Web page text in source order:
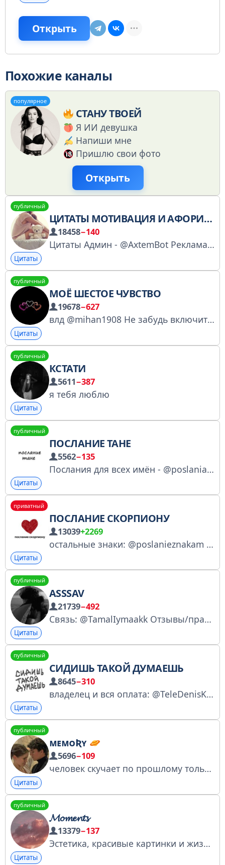
Открыть
Похожие каналы
популярное
СТАНУ ТВОЕЙ
Я ИИ девушка
Напиши мне
Пришлю свои фото
Открыть
публичный
ЦИТАТЫ МОТИВАЦИЯ И АФОРИЗМЫ
18458−140
Цитаты Админ - @AxtemBot Реклама - t.me/pozitiv08_rek Рекламу не предлагать!
Цитаты
публичный
МОЁ ШЕСТОЕ ЧУВСТВО
19678−627
влд @mihan1908 Не забудь включить уведомления.
Цитаты
публичный
КСТАТИ
5611−387
я тебя люблю
Цитаты
публичный
ПОСЛАНИЕ ТАНЕ
5562−135
Послания для всех имён - @poslania_imenam Только сотрудничество по рекламе: @anna_thesun
Цитаты
приватный
ПОСЛАНИЕ СКОРПИОНУ
13039+2269
остальные знаки: @poslanieznakam сотрудничество: @Serzimsz
Цитаты
публичный
ASSSAV
21739−492
Связь: @TamalIymaakk Отзывы/прайс https://t.me/+AX7uEbvt2lMwNDky
Цитаты
публичный
СИДИШЬ ТАКОЙ ДУМАЕШЬ
8645−310
владелец и вся оплата: @TeleDenisKa Купить рекламу: https://telega.in/c/sidiw_dumaew
Цитаты
публичный
ᴍᴇᴍᴏƦʏ
5696−109
человек скучает по прошлому только тогда, когда он не счастлив в настоящем... @memoryesss1_bot
Цитаты
публичный
𝓜𝓸𝓶𝓮𝓷𝓽𝓼
13379−137
Эстетика, красивые картинки и жизненные советы
Цитаты